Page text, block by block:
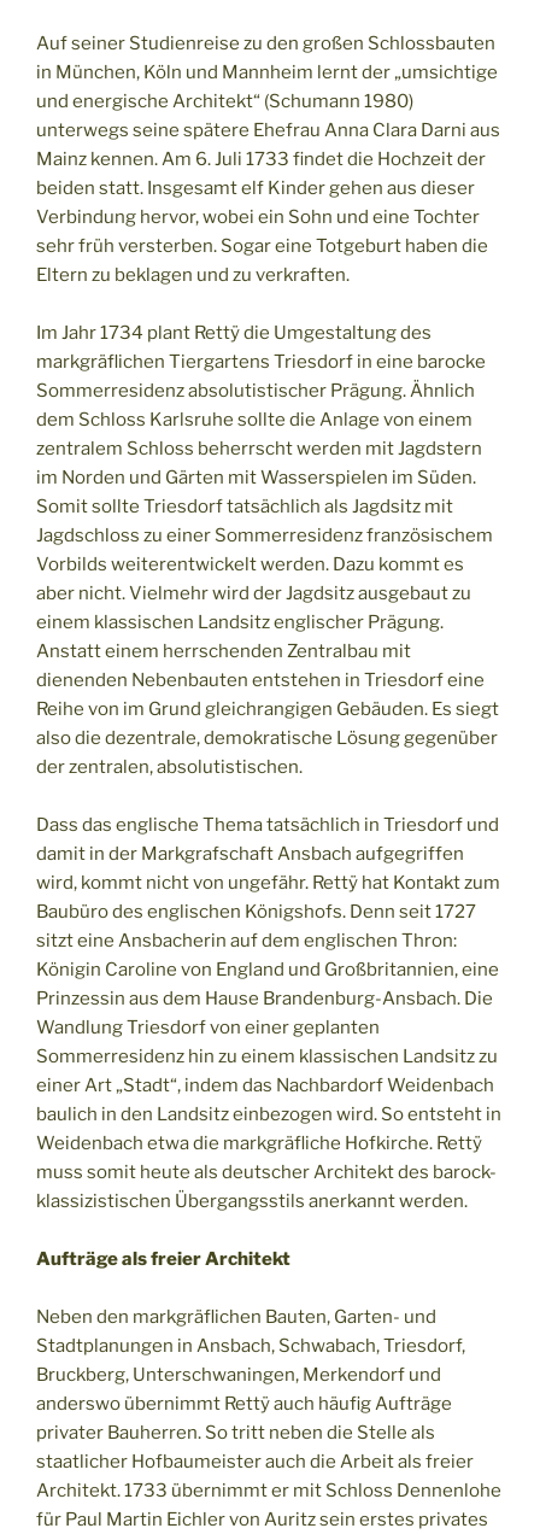
Auf seiner Studienreise zu den großen Schlossbauten
in München, Köln und Mannheim lernt der „umsichtige
und energische Architekt“ (Schumann 1980)
unterwegs seine spätere Ehefrau Anna Clara Darni aus
Mainz kennen. Am 6. Juli 1733 findet die Hochzeit der
beiden statt. Insgesamt elf Kinder gehen aus dieser
Verbindung hervor, wobei ein Sohn und eine Tochter
sehr früh versterben. Sogar eine Totgeburt haben die
Eltern zu beklagen und zu verkraften.
Im Jahr 1734 plant Rettÿ die Umgestaltung des
markgräflichen Tiergartens Triesdorf in eine barocke
Sommerresidenz absolutistischer Prägung. Ähnlich
dem Schloss Karlsruhe sollte die Anlage von einem
zentralem Schloss beherrscht werden mit Jagdstern
im Norden und Gärten mit Wasserspielen im Süden.
Somit sollte Triesdorf tatsächlich als Jagdsitz mit
Jagdschloss zu einer Sommerresidenz französischem
Vorbilds weiterentwickelt werden. Dazu kommt es
aber nicht. Vielmehr wird der Jagdsitz ausgebaut zu
einem klassischen Landsitz englischer Prägung.
Anstatt einem herrschenden Zentralbau mit
dienenden Nebenbauten entstehen in Triesdorf eine
Reihe von im Grund gleichrangigen Gebäuden. Es siegt
also die dezentrale, demokratische Lösung gegenüber
der zentralen, absolutistischen.
Dass das englische Thema tatsächlich in Triesdorf und
damit in der Markgrafschaft Ansbach aufgegriffen
wird, kommt nicht von ungefähr. Rettÿ hat Kontakt zum
Baubüro des englischen Königshofs. Denn seit 1727
sitzt eine Ansbacherin auf dem englischen Thron:
Königin Caroline von England und Großbritannien, eine
Prinzessin aus dem Hause Brandenburg-Ansbach. Die
Wandlung Triesdorf von einer geplanten
Sommerresidenz hin zu einem klassischen Landsitz zu
einer Art „Stadt“, indem das Nachbardorf Weidenbach
baulich in den Landsitz einbezogen wird. So entsteht in
Weidenbach etwa die markgräfliche Hofkirche. Rettÿ
muss somit heute als deutscher Architekt des barock-
klassizistischen Übergangsstils anerkannt werden.
Aufträge als freier Architekt
Neben den markgräflichen Bauten, Garten- und
Stadtplanungen in Ansbach, Schwabach, Triesdorf,
Bruckberg, Unterschwaningen, Merkendorf und
anderswo übernimmt Rettÿ auch häufig Aufträge
privater Bauherren. So tritt neben die Stelle als
staatlicher Hofbaumeister auch die Arbeit als freier
Architekt. 1733 übernimmt er mit Schloss Dennenlohe
für Paul Martin Eichler von Auritz sein erstes privates